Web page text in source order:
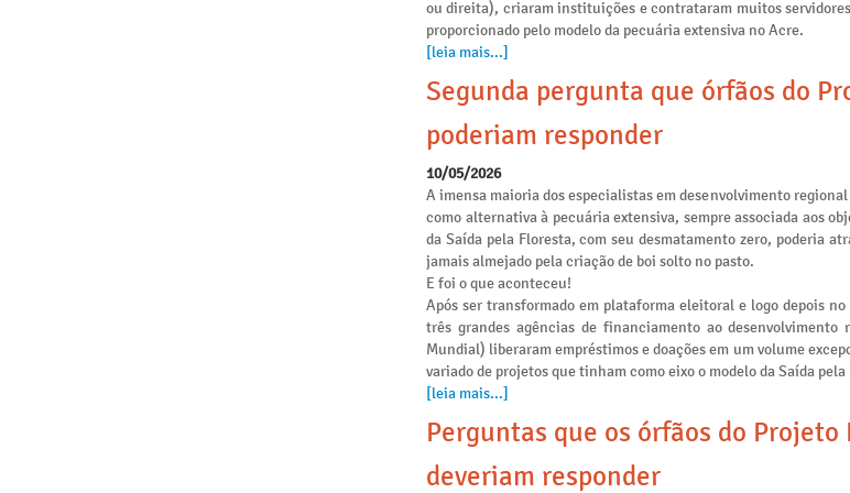
ou direita), criaram instituições e contrataram muitos
proporcionado pelo modelo da pecuária extensiva no Acre.
[leia mais...]
Segunda pergunta que órfãos do
poderiam responder
10/05/2026
A imensa maioria dos especialistas em desenvolvimento
como alternativa à pecuária extensiva, sempre associada aos
da Saída pela Floresta, com seu desmatamento zero, poderia
jamais almejado pela criação de boi solto no pasto.
E foi o que aconteceu!
Após ser transformado em plataforma eleitoral e logo depois
três grandes agências de financiamento ao desenvolvimento
Mundial) liberaram empréstimos e doações em um volume
variado de projetos que tinham como eixo o modelo da Saída pela
[leia mais...]
Perguntas que os órfãos do
deveriam responder